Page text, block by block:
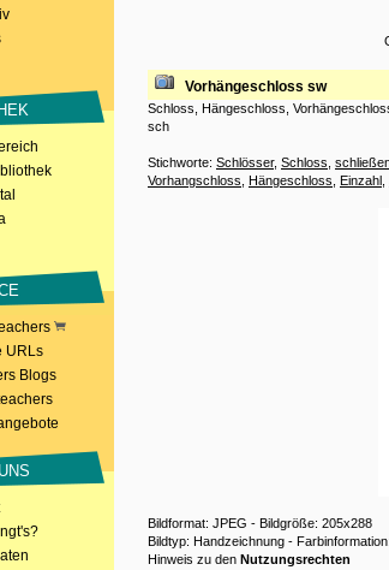
URLs
Blogs
Vorhängeschloss sw
Schloss, Hängeschloss,
sch
Stichworte: Schlösser, Schloss
Vorhangschloss Hängeschloss Einzahl
Bildformat: JPEG - Bildgröße: 205x288
Bildtyp: Handzeichnung -
Hinweis zu den Nutzungsrechten